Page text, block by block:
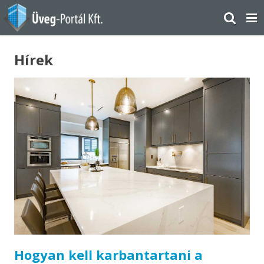
Hírek
Hogyan kell karbantartani a